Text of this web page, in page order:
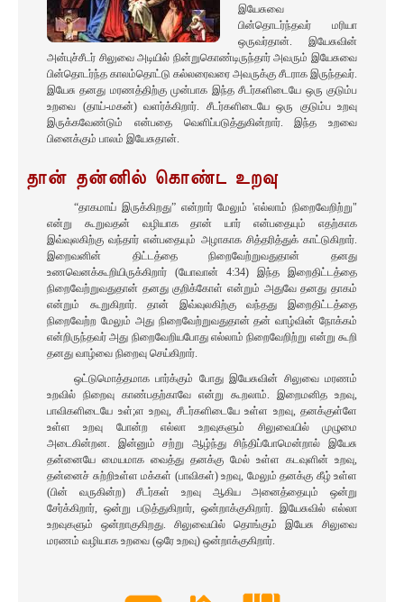
இயேசுவை
பின்தொடர்ந்தவர் மரியா
ஒருவர்தான். இயேசுவின்
அன்புச்சீடர் சிலுவை அடியில் நின்றுகொண்டிருந்தார் அவரும் இயேசுவை
பின்தொடர்ந்த காலம்தொட்டு கல்லரைவரை அவருக்கு சீடராக இருந்தவர்.
இயேசு தனது மரணத்திற்கு முன்பாக இந்த சீடர்களிடையே ஒரு குடும்ப
உறவை (தாய்-மகன்) வளர்க்கிறார். சீடர்களிடையே ஒரு குடும்ப உறவு
இருக்கவேண்டும் என்பதை வெளிப்படுத்துகின்றார். இந்த உறவை
பினைக்கும் பாலம் இயேசுதான்.
தான் தன்னில் கொண்ட உறவு
“தாகமாய் இருக்கிறது” என்றார் மேலும் 'எல்லாம் நிறைவேறிற்று"
என்று கூறுவதன் வழியாக தான் யார் என்பதையும் எதற்காக
இவ்வுலகிற்கு வந்தார் என்பதையும் அழாகாக சித்தரித்துக் காட்டுகிறார்.
இறைவனின் திட்டத்தை நிறைவேற்றுவதுதான் தனது
உணவெனக்கூறியிருக்கிறார் (யோவான் 4:34) இந்த இறைதிட்டத்தை
நிறைவேற்றுவதுதான் தனது குறிக்கோள் என்றும் அதுவே தனது தாகம்
என்றும் கூறுகிறார். தான் இவ்வுலகிற்கு வந்தது இறைதிட்டத்தை
நிறைவேற்ற மேலும் அது நிறைவேற்றுவதுதான் தன் வாழ்வின் நோக்கம்
என்றிருந்தவர் அது நிறைவேறியபோது எல்லாம் நிறைவேறிற்று என்று கூறி
தனது வாழ்வை நிறைவு செய்கிறார்.
ஒட்டுமொத்தமாக பார்க்கும் போது இயேசுவின் சிலுவை மரணம்
உறவில் நிறைவு காண்பதற்காவே என்று கூறலாம். இறைமனித உறவு,
பாவிகளிடையே உள்;ள உறவு, சீடர்களிடையே உள்ள உறவு, தனக்குள்ளே
உள்ள உறவு போன்ற எல்லா உறவுகளும் சிலுவையில் முழுமை
அடைகின்றன. இன்னும் சற்று ஆழ்ந்து சிந்திப்போமென்றால் இயேசு
தன்னையே மையமாக வைத்து தனக்கு மேல் உள்ள கடவுளின் உறவு,
தன்னைச் சுற்றிஉள்ள மக்கள் (பாவிகள்) உறவு, மேலும் தனக்கு கீழ் உள்ள
(பின் வருகின்ற) சீடர்கள் உறவு ஆகிய அனைத்தையும் ஒன்று
சேர்க்கிறார், ஒன்று படுத்துகிறார், ஒன்றாக்குகிறார். இயேசுவில் எல்லா
உறவுகளும் ஒன்றாகுகிறது. சிலுவையில் தொங்கும் இயேசு சிலுவை
மரணம் வழியாக உறவை (ஒரே உறவு) ஒன்றாக்குகிறார்.